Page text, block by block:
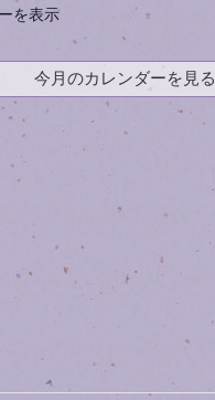
を表示
今月のカレンダーを見る